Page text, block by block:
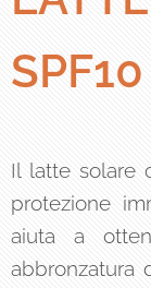
SPF10
Il latte solare
protezione
aiuta a
abbronzatura